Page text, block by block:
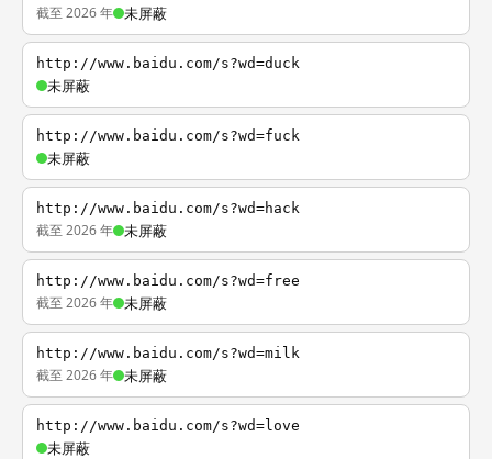
截至 2026 年 未屏蔽
http://www.baidu.com/s?wd=duck
未屏蔽
http://www.baidu.com/s?wd=fuck
未屏蔽
http://www.baidu.com/s?wd=hack
截至 2026 年 未屏蔽
http://www.baidu.com/s?wd=free
截至 2026 年 未屏蔽
http://www.baidu.com/s?wd=milk
截至 2026 年 未屏蔽
http://www.baidu.com/s?wd=love
未屏蔽